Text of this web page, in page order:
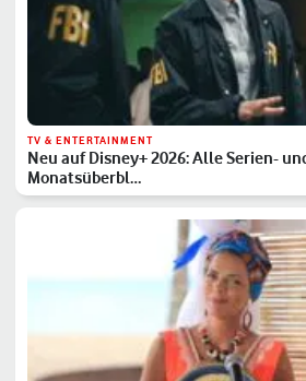
TV & ENTERTAINMENT
Neu auf Disney+ 2026: Alle Serien-
Monatsüberbl…